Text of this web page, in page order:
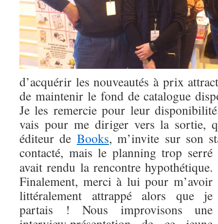
d’acquérir les nouveautés à prix
de maintenir le fond de catalogue
Je les remercie pour leur
vais pour me diriger vers la sortie,
éditeur de Books, m’invite sur son
contacté, mais le planning trop serré
avait rendu la rencontre hypothétique.
Finalement, merci à lui pour m’avoir
littéralement attrappé alors que je
partais ! Nous improvisons une